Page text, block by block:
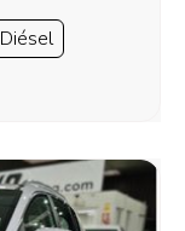
Diésel